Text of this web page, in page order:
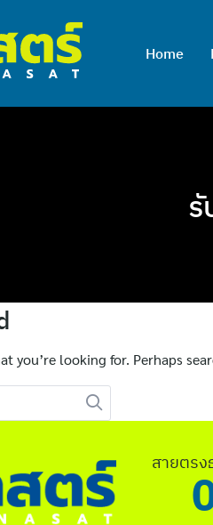
Home
รั
you’re looking for. Perhaps
สายตร